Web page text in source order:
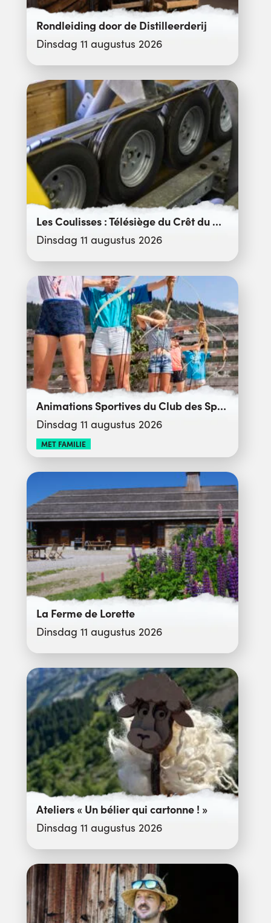
Rondleiding door de Distilleerderij
Dinsdag 11 augustus 2026
Les Coulisses : Télésiège du Crêt du Merle
Dinsdag 11 augustus 2026
Animations Sportives du Club des Sports
Dinsdag 11 augustus 2026
MET FAMILIE
La Ferme de Lorette
Dinsdag 11 augustus 2026
Ateliers « Un bélier qui cartonne ! »
Dinsdag 11 augustus 2026